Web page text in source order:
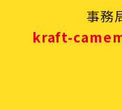
・日本国内在
※森永乳業社
事務
kraft-